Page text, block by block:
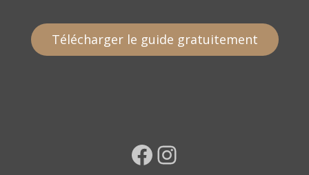
Télécharger le guide gratuitement
Facebook Instagram